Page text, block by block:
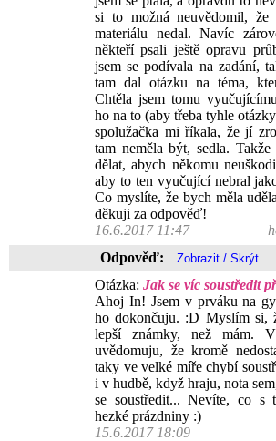
si to možná neuvědomil,
materiálu nedal. Navíc
někteří psali ještě opravu
jsem se podívala na zadání,
tam dal otázku na téma,
Chtěla jsem tomu
ho na to (aby třeba tyhle
spolužačka mi říkala, že jí
tam neměla být, sedla.
dělat, abych někomu
aby to ten vyučující nebral
Co myslíte, že bych měla
děkuji za odpověď!
16.6.2017 11:47
Odpověď:
Otázka: Jak se víc soustředit
Ahoj In! Jsem v prváku na
ho dokončuju. :D Myslím si,
lepší známky, než mám.
uvědomuju, že kromě
taky ve velké míře chybí
i v hudbě, když hraju, nota
se soustředit... Nevíte, co s
hezké prázdniny :)
15.6.2017 18:09